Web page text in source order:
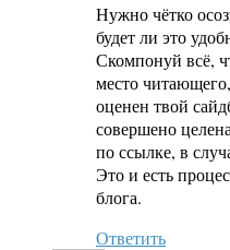
Нужно чётко
будет ли это
Скомпонуй всё,
место
оценен твой
совершено
по ссылке, в
Это и есть
блога.
Ответить